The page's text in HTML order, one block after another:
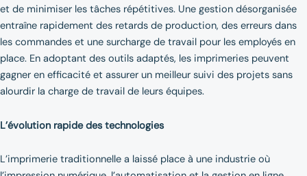
et de minimiser les tâches répétitives. Une gestion désorganisée
entraîne rapidement des retards de production, des erreurs dans
les commandes et une surcharge de travail pour les employés en
place. En adoptant des outils adaptés, les imprimeries peuvent
gagner en efficacité et assurer un meilleur suivi des projets sans
alourdir la charge de travail de leurs équipes.
L’évolution rapide des technologies
L’imprimerie traditionnelle a laissé place à une industrie où